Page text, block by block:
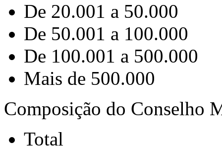
De 20.001 a 50.000
De 50.001 a 100.000
De 100.001 a 500.000
Mais de 500.000
Composição do Conselho
Total